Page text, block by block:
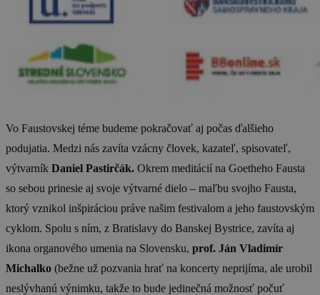
Vo Faustovskej téme budeme pokračovať aj počas ďalšieho
podujatia. Medzi nás zavíta vzácny človek, kazateľ, spisovateľ,
výtvarník Daniel Pastirčák. Okrem meditácií na Goetheho Fausta
so sebou prinesie aj svoje výtvarné dielo – maľbu svojho Fausta,
ktorý vznikol inšpiráciou práve našim festivalom a jeho faustovským
cyklom. Spolu s ním, z Bratislavy do Banskej Bystrice, zavíta aj
ikona organového umenia na Slovensku, prof. Ján Vladimír
Michalko (bežne už pozvania hrať na koncerty neprijíma, ale urobil
neslývhanú výnimku, takže to bude jedinečná možnosť počuť